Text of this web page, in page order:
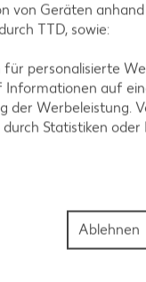
Torten-Rezepte
Pfannkuchen-
Plätzchen-Rezepte
von Geräten
TTD, sowie:
personalisierte
auf
der Werbeleistung.
Statistiken
Ablehnen